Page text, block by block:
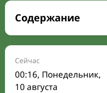
Содержание
Время намаза на
Расписание на месяц
Время Сухура и
Сейчас
00:16, Понедельник,
10 августа